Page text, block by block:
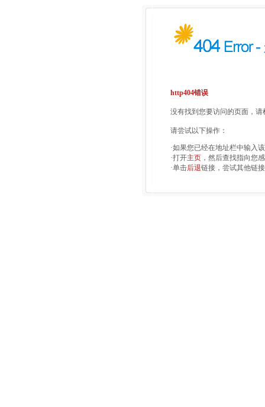
http404错误
没有找到您要访问的页面，
请尝试以下操作：
·如果您已经在地址栏中输入
·打开主页 ，然后查找指向您
·单击后退链接，尝试其他链